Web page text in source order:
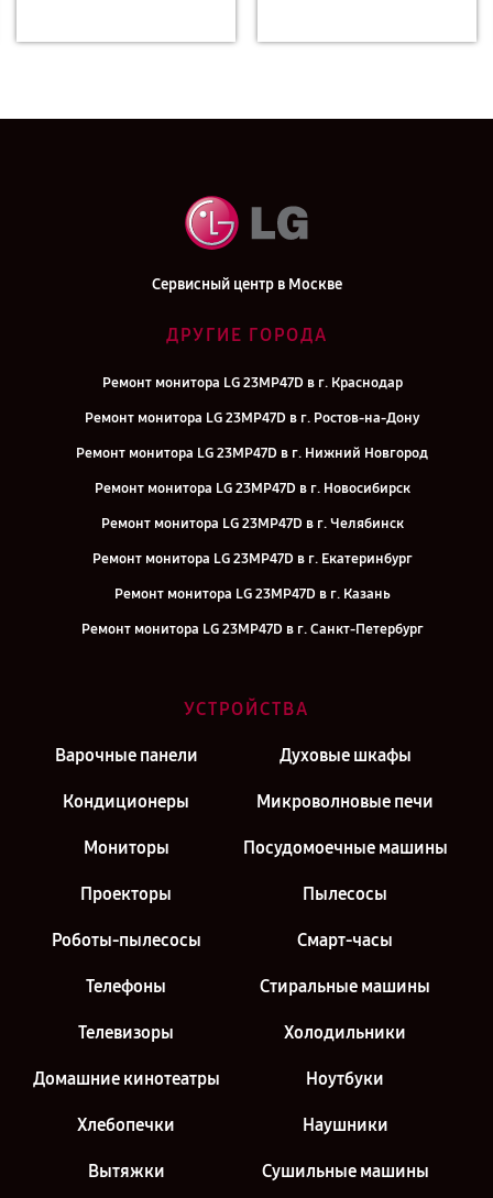
Сервисный центр в Москве
ДРУГИЕ ГОРОДА
Ремонт монитора LG 23MP47D в г. Краснодар
Ремонт монитора LG 23MP47D в г. Ростов-на-Дону
Ремонт монитора LG 23MP47D в г. Нижний Новгород
Ремонт монитора LG 23MP47D в г. Новосибирск
Ремонт монитора LG 23MP47D в г. Челябинск
Ремонт монитора LG 23MP47D в г. Екатеринбург
Ремонт монитора LG 23MP47D в г. Казань
Ремонт монитора LG 23MP47D в г. Санкт-Петербург
УСТРОЙСТВА
Варочные панели Духовые шкафы
Кондиционеры Микроволновые печи
Мониторы Посудомоечные машины
Проекторы Пылесосы
Роботы-пылесосы Смарт-часы
Телефоны Стиральные машины
Телевизоры Холодильники
Домашние кинотеатры Ноутбуки
Хлебопечки Наушники
Вытяжки Сушильные машины